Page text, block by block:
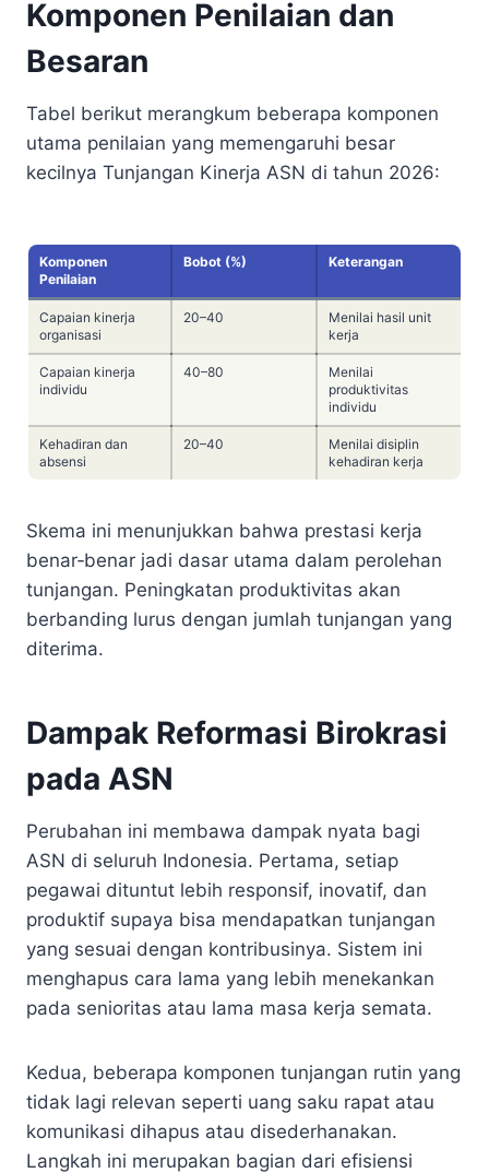
Komponen Penilaian dan
Besaran
Tabel berikut merangkum beberapa komponen
utama penilaian yang memengaruhi besar
kecilnya Tunjangan Kinerja ASN di tahun 2026:
Komponen
Penilaian
Bobot (%) Keterangan
Capaian kinerja
organisasi
20–40
Menilai hasil unit
kerja
Capaian kinerja
individu
40–80
Menilai
produktivitas
individu
Kehadiran dan
absensi
20–40
Menilai disiplin
kehadiran kerja
Skema ini menunjukkan bahwa prestasi kerja
benar‑benar jadi dasar utama dalam perolehan
tunjangan. Peningkatan produktivitas akan
berbanding lurus dengan jumlah tunjangan yang
diterima.
Dampak Reformasi Birokrasi
pada ASN
Perubahan ini membawa dampak nyata bagi
ASN di seluruh Indonesia. Pertama, setiap
pegawai dituntut lebih responsif, inovatif, dan
produktif supaya bisa mendapatkan tunjangan
yang sesuai dengan kontribusinya. Sistem ini
menghapus cara lama yang lebih menekankan
pada senioritas atau lama masa kerja semata.
Kedua, beberapa komponen tunjangan rutin yang
tidak lagi relevan seperti uang saku rapat atau
komunikasi dihapus atau disederhanakan.
Langkah ini merupakan bagian dari efisiensi